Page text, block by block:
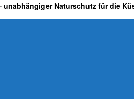
unabhängiger Naturschutz für die